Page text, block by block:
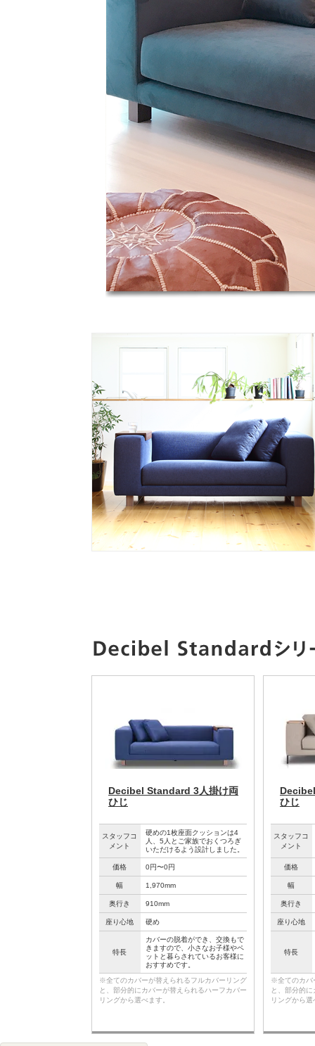
Decibel Standard 3人掛け両
ひじ
スタッフコ
メント
硬めの1枚座面クッションは4
人、5人とご家族でおくつろぎ
いただけるよう設計しました。
価格 0円〜0円
幅 1,970mm
奥行き 910mm
座り心地 硬め
特長
カバーの脱着ができ、交換もで
きますので、小さなお子様やペ
ットと暮らされているお客様に
おすすめです。
※全てのカバーが替えられるフルカバーリング
と、部分的にカバーが替えられるハーフカバー
リングから選べます。
ひじ
スタッフコ
メント
価格
幅
奥行き
座り心地
特長
※全てのカバ
と、部分的
リングから選